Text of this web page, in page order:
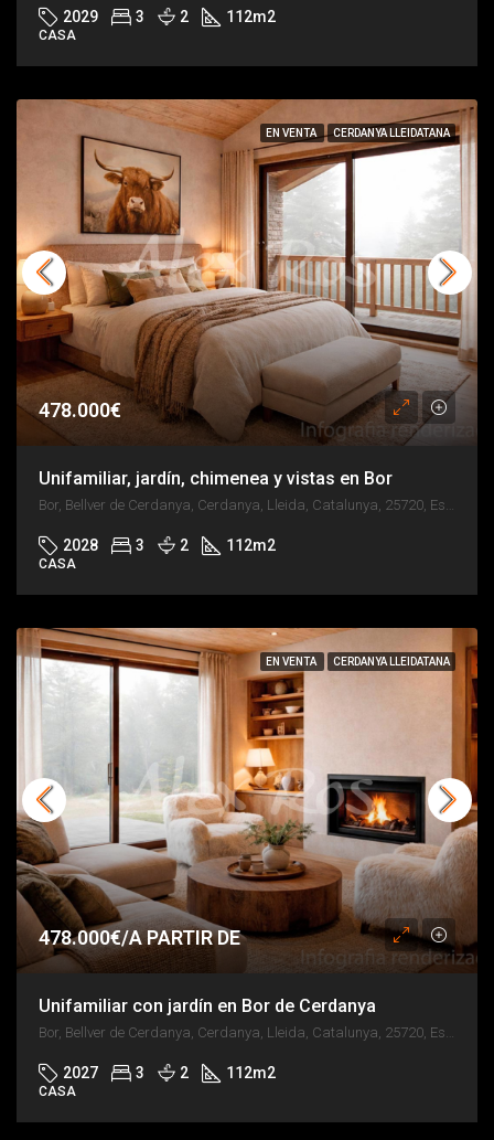
2029 3 2 112m2
CASA
EN VENTA CERDANYA LLEIDATANA
478.000€
Unifamiliar, jardín, chimenea y vistas en Bor
2028 3 2 112m2
CASA
EN VENTA CERDANYA LLEIDATANA
478.000€/A PARTIR DE
Unifamiliar con jardín en Bor de Cerdanya
Bor, Bellver de Cerdanya, Cerdanya, Lleida, Catalunya, 25720, España
2027 3 2 112m2
CASA